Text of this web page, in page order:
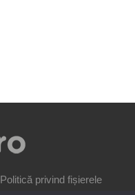
Politică privind fișierele